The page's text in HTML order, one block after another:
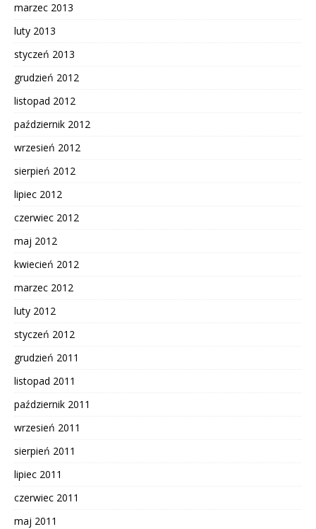
marzec 2013
luty 2013
styczeń 2013
grudzień 2012
listopad 2012
październik 2012
wrzesień 2012
sierpień 2012
lipiec 2012
czerwiec 2012
maj 2012
kwiecień 2012
marzec 2012
luty 2012
styczeń 2012
grudzień 2011
listopad 2011
październik 2011
wrzesień 2011
sierpień 2011
lipiec 2011
czerwiec 2011
maj 2011